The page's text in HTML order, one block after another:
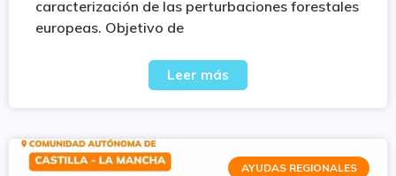
caracterización de las perturbaciones forestales
europeas. Objetivo de
Leer más
AYUDAS REGIONALES